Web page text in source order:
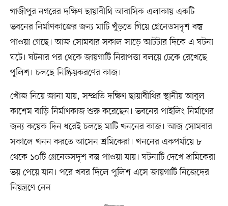
গাজীপুর নগরের দক্ষিণ ছায়াবীথি আবাসিক এলাকায় একটি
ভবনের নির্মাণকাজের জন্য মাটি খুঁড়তে গিয়ে গ্রেনেডসদৃশ বস্তু
পাওয়া গেছে। আজ সোমবার সকাল সাড়ে আটটার দিকে এ ঘটনা
ঘটে। ঘটনার পর থেকে জায়গাটি নিরাপত্তা বলয়ে ঢেকে রেখেছে
পুলিশ। চলছে নিষ্ক্রিয়করণের কাজ।
খোঁজ নিয়ে জানা যায়, সম্প্রতি দক্ষিণ ছায়াবীথির স্থানীয় আবুল
কাশেম বাড়ি নির্মাণকাজ শুরু করেছেন। ভবনের পাইলিং নির্মাণের
জন্য কয়েক দিন ধরেই চলছে মাটি খননের কাজ। আজ সোমবার
সকালে খনন করতে আসেন শ্রমিকেরা। খননের একপর্যায়ে ৮
থেকে ১০টি গ্রেনেডসদৃশ বস্তু পাওয়া যায়। ঘটনাটি দেখে শ্রমিকেরা
ভয় পেয়ে যান। পরে খবর দিলে পুলিশ এসে জায়গাটি নিজেদের
নিয়ন্ত্রণে নেন